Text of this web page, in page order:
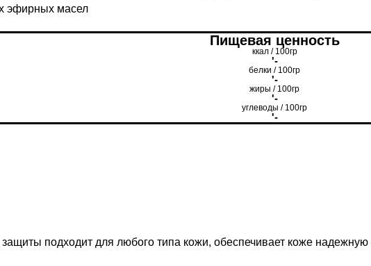
эфирных масел
Пищевая ценность
ккал / 100гр
'-
белки / 100гр
'-
жиры / 100гр
'-
углеводы / 100гр
'-
подходит для любого типа кожи, обеспечивает коже надежную